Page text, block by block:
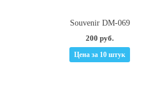
Souvenir DM-069
200 руб.
Цена за 10 штук